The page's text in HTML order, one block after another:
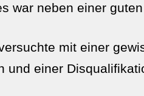
war neben einer
mit einer
und einer